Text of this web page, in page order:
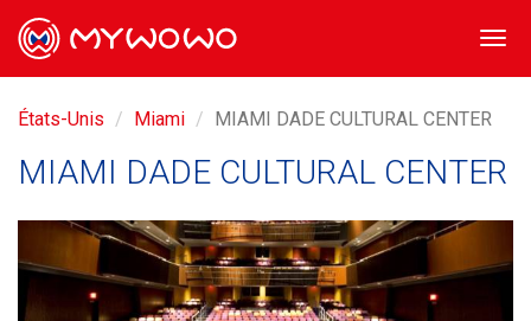
États-Unis Miami MIAMI DADE CULTURAL CENTER
MIAMI DADE CULTURAL CENTER